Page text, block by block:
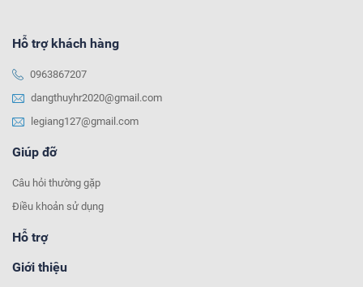
Hỗ trợ khách hàng
0963867207
dangthuyhr2020@gmail.com
legiang127@gmail.com
Giúp đỡ
Câu hỏi thường gặp
Điều khoản sử dụng
Hỗ trợ
Giới thiệu